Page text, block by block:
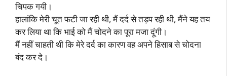
चिपक गयी।
हालांकि मेरी चूत फटी जा रही थी, मैं दर्द से तड़प रही थी, मैंने यह तय
कर लिया था कि भाई को मैं चोदने का पूरा मजा दूंगी।
मैं नहीं चाहती थी कि मेरे दर्द का कारण वह अपने हिसाब से चोदना
बंद कर दे।